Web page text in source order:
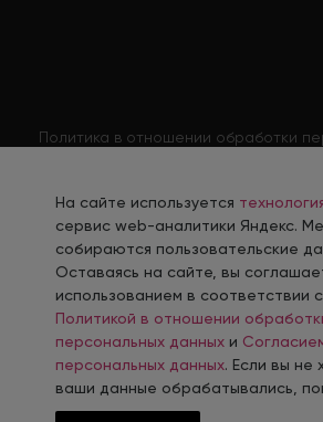
Политика в отношении обработки
Согласие на обработку
соискателя
Политика использования файлов
Согласие на получение рекламной
Разработка, сопровождение и продвижение
На сайте используется
сервис web-аналитики Яндекс.
собираются пользовательские
Оставаясь на сайте, вы
использованием в соответствии
Политикой в отношении
персональных данных и
персональных данных. Если вы не
ваши данные обрабатывались,